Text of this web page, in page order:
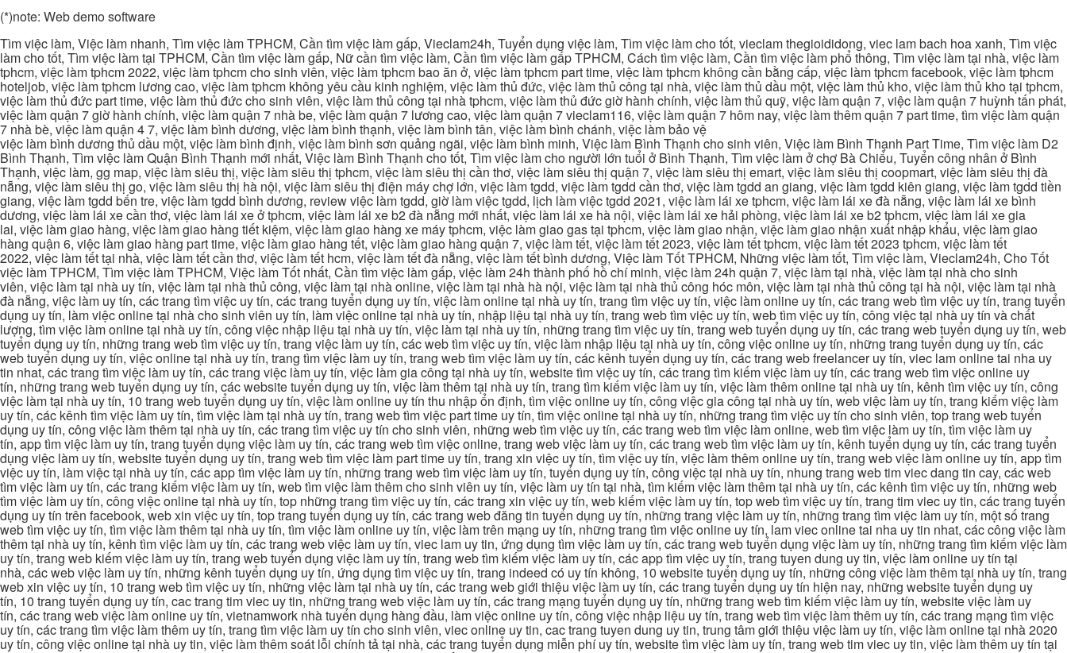
(*)note: Web demo software
Tìm việc làm, Việc làm nhanh, Tìm việc làm TPHCM, Cần tìm việc làm gấp, Vieclam24h, Tuyển dụng việc làm, Tìm việc làm cho tốt, vieclam thegioididong, viec lam bach hoa xanh, Tìm việc
làm cho tốt, Tìm việc làm tại TPHCM, Cần tìm việc làm gấp, Nữ cần tìm việc làm, Cần tìm việc làm gấp TPHCM, Cách tìm việc làm, Cần tìm việc làm phổ thông, Tìm việc làm tại nhà, việc làm
tphcm, việc làm tphcm 2022, việc làm tphcm cho sinh viên, việc làm tphcm bao ăn ở, việc làm tphcm part time, việc làm tphcm không cần bằng cấp, việc làm tphcm facebook, việc làm tphcm
hoteljob, việc làm tphcm lương cao, việc làm tphcm không yêu cầu kinh nghiệm, việc làm thủ đức, việc làm thủ công tại nhà, việc làm thủ dầu một, việc làm thủ kho, việc làm thủ kho tại tphcm,
việc làm thủ đức part time, việc làm thủ đức cho sinh viên, việc làm thủ công tại nhà tphcm, việc làm thủ đức giờ hành chính, việc làm thủ quỹ, việc làm quận 7, việc làm quận 7 huỳnh tấn phát,
việc làm quận 7 giờ hành chính, việc làm quận 7 nhà be, việc làm quận 7 lương cao, việc làm quận 7 vieclam116, việc làm quận 7 hôm nay, việc làm thêm quận 7 part time, tìm việc làm quận
7 nhà bè, việc làm quận 4 7, việc làm bình dương, việc làm bình thạnh, việc làm bình tân, việc làm bình chánh, việc làm bảo vệ
việc làm bình dương thủ dầu một, việc làm bình định, việc làm bình sơn quảng ngãi, việc làm bình minh, Việc làm Bình Thạnh cho sinh viên, Việc làm Bình Thạnh Part Time, Tìm việc làm D2
Bình Thạnh, Tìm việc làm Quận Bình Thạnh mới nhất, Việc làm Bình Thạnh cho tốt, Tìm việc làm cho người lớn tuổi ở Bình Thạnh, Tìm việc làm ở chợ Bà Chiểu, Tuyển công nhân ở Bình
Thạnh, việc làm, gg map, việc làm siêu thị, việc làm siêu thị tphcm, việc làm siêu thị cần thơ, việc làm siêu thị quận 7, việc làm siêu thị emart, việc làm siêu thị coopmart, việc làm siêu thị đà
nẵng, việc làm siêu thị go, việc làm siêu thị hà nội, việc làm siêu thị điện máy chợ lớn, việc làm tgdd, việc làm tgdd cần thơ, việc làm tgdd an giang, việc làm tgdd kiên giang, việc làm tgdd tiền
giang, việc làm tgdd bến tre, việc làm tgdd bình dương, review việc làm tgdd, giờ làm việc tgdd, lịch làm việc tgdd 2021, việc làm lái xe tphcm, việc làm lái xe đà nẵng, việc làm lái xe bình
dương, việc làm lái xe cần thơ, việc làm lái xe ở tphcm, việc làm lái xe b2 đà nẵng mới nhất, việc làm lái xe hà nội, việc làm lái xe hải phòng, việc làm lái xe b2 tphcm, việc làm lái xe gia
lai, việc làm giao hàng, việc làm giao hàng tiết kiệm, việc làm giao hàng xe máy tphcm, việc làm giao gas tại tphcm, việc làm giao nhận, việc làm giao nhận xuất nhập khẩu, việc làm giao
hàng quận 6, việc làm giao hàng part time, việc làm giao hàng tết, việc làm giao hàng quận 7, việc làm tết, việc làm tết 2023, việc làm tết tphcm, việc làm tết 2023 tphcm, việc làm tết
2022, việc làm tết tại nhà, việc làm tết cần thơ, việc làm tết hcm, việc làm tết đà nẵng, việc làm tết bình dương, Việc làm Tốt TPHCM, Những việc làm tốt, Tìm việc làm, Vieclam24h, Cho Tốt
việc làm TPHCM, Tìm việc làm TPHCM, Việc làm Tốt nhất, Cần tìm việc làm gấp, việc làm 24h thành phố hồ chí minh, việc làm 24h quận 7, việc làm tại nhà, việc làm tại nhà cho sinh
viên, việc làm tại nhà uy tín, việc làm tại nhà thủ công, việc làm tại nhà online, việc làm tại nhà hà nội, việc làm tại nhà thủ công hóc môn, việc làm tại nhà thủ công tại hà nội, việc làm tại nhà
đà nẵng, việc làm uy tín, các trang tìm việc uy tín, các trang tuyển dụng uy tín, việc làm online tại nhà uy tín, trang tìm việc uy tín, việc làm online uy tín, các trang web tìm việc uy tín, trang tuyển
dụng uy tín, làm việc online tại nhà cho sinh viên uy tín, làm việc online tại nhà uy tín, nhập liệu tại nhà uy tín, trang web tìm việc uy tín, web tìm việc uy tín, công việc tại nhà uy tín và chất
lượng, tìm việc làm online tại nhà uy tín, công việc nhập liệu tại nhà uy tín, việc làm tại nhà uy tín, những trang tìm việc uy tín, trang web tuyển dụng uy tín, các trang web tuyển dụng uy tín, web
tuyển dụng uy tín, những trang web tìm việc uy tín, trang việc làm uy tín, các web tìm việc uy tín, việc làm nhập liệu tại nhà uy tín, công việc online uy tín, những trang tuyển dụng uy tín, các
web tuyển dụng uy tín, việc online tại nhà uy tín, trang tìm việc làm uy tín, trang web tìm việc làm uy tín, các kênh tuyển dụng uy tín, các trang web freelancer uy tín, viec lam online tai nha uy
tin nhat, các trang tìm việc làm uy tín, các trang việc làm uy tín, việc làm gia công tại nhà uy tín, website tìm việc uy tín, các trang tìm kiếm việc làm uy tín, các trang web tìm việc online uy
tín, những trang web tuyển dụng uy tín, các website tuyển dụng uy tín, việc làm thêm tại nhà uy tín, trang tìm kiếm việc làm uy tín, việc làm thêm online tại nhà uy tín, kênh tìm việc uy tín, công
việc làm tại nhà uy tín, 10 trang web tuyển dụng uy tín, việc làm online uy tín thu nhập ổn định, tìm việc online uy tín, công việc gia công tại nhà uy tín, web việc làm uy tín, trang kiếm việc làm
uy tín, các kênh tìm việc làm uy tín, tìm việc làm tại nhà uy tín, trang web tìm việc part time uy tín, tìm việc online tại nhà uy tín, những trang tìm việc uy tín cho sinh viên, top trang web tuyển
dụng uy tín, công việc làm thêm tại nhà uy tín, các trang tìm việc uy tín cho sinh viên, những web tìm việc uy tín, các trang web tìm việc làm online, web tìm việc làm uy tín, tìm việc làm uy
tín, app tìm việc làm uy tín, trang tuyển dụng việc làm uy tín, các trang web tìm việc online, trang web việc làm uy tín, các trang web tìm việc làm uy tín, kênh tuyển dụng uy tín, các trang tuyển
dụng việc làm uy tín, website tuyển dụng uy tín, trang web tìm việc làm part time uy tín, trang xin việc uy tín, tìm việc uy tín, việc làm thêm online uy tín, trang web việc làm online uy tín, app tìm
việc uy tín, làm việc tại nhà uy tín, các app tìm việc làm uy tín, những trang web tìm việc làm uy tín, tuyển dụng uy tín, công việc tại nhà uy tín, nhung trang web tim viec dang tin cay, các web
tìm việc làm uy tín, các trang kiếm việc làm uy tín, web tìm việc làm thêm cho sinh viên uy tín, việc làm uy tín tại nhà, tìm kiếm việc làm thêm tại nhà uy tín, các kênh tìm việc uy tín, những web
tìm việc làm uy tín, công việc online tại nhà uy tín, top những trang tìm việc uy tín, các trang xin việc uy tín, web kiếm việc làm uy tín, top web tìm việc uy tín, trang tim viec uy tin, các trang tuyển
dụng uy tín trên facebook, web xin việc uy tín, top trang tuyển dụng uy tín, các trang web đăng tin tuyển dụng uy tín, những trang việc làm uy tín, những trang tìm việc làm uy tín, một số trang
web tìm việc uy tín, tìm việc làm thêm tại nhà uy tín, tìm việc làm online uy tín, việc làm trên mạng uy tín, những trang tìm việc online uy tín, lam viec online tai nha uy tin nhat, các công việc làm
thêm tại nhà uy tín, kênh tìm việc làm uy tín, các trang web việc làm uy tín, viec lam uy tin, ứng dụng tìm việc làm uy tín, các trang web tuyển dụng việc làm uy tín, những trang tìm kiếm việc làm
uy tín, trang web kiếm việc làm uy tín, trang web tuyển dụng việc làm uy tín, trang web tìm kiếm việc làm uy tín, các app tìm việc uy tín, trang tuyen dung uy tin, việc làm online uy tín tại
nhà, các web việc làm uy tín, những kênh tuyển dụng uy tín, ứng dụng tìm việc uy tín, trang indeed có uy tín không, 10 website tuyển dụng uy tín, những công việc làm thêm tại nhà uy tín, trang
web xin việc uy tín, 10 trang web tìm việc uy tín, những việc làm tại nhà uy tín, các trang web giới thiệu việc làm uy tín, các trang tuyển dụng uy tín hiện nay, những website tuyển dụng uy
tín, 10 trang tuyển dụng uy tín, cac trang tim viec uy tin, những trang web việc làm uy tín, các trang mạng tuyển dụng uy tín, những trang web tìm kiếm việc làm uy tín, website việc làm uy
tín, các trang web việc làm online uy tín, vietnamwork nhà tuyển dụng hàng đầu, làm việc online uy tín, công việc nhập liệu uy tín, trang web tìm việc làm thêm uy tín, các trang mạng tìm việc
uy tín, các trang tìm việc làm thêm uy tín, trang tìm việc làm uy tín cho sinh viên, viec online uy tin, cac trang tuyen dung uy tin, trung tâm giới thiệu việc làm uy tín, việc làm online tại nhà 2020
uy tín, công việc online tại nhà uy tin, việc làm thêm soát lỗi chính tả tại nhà, các trang tuyển dụng miễn phí uy tín, website tìm việc làm uy tín, trang web tim viec uy tin, việc làm thêm uy tín tại